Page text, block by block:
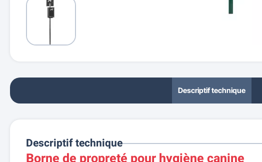
Descriptif technique
Descriptif technique